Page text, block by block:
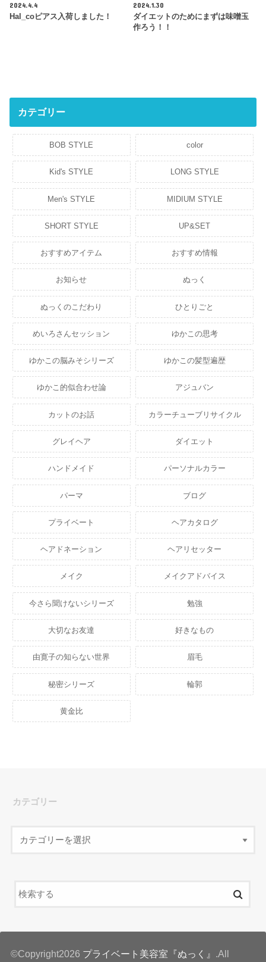
2024.4.4
Hal_coピアス入荷しました！
2024.1.30
ダイエットのためにまずは味噌玉
作ろう！！
カテゴリー
BOB STYLE color
Kid's STYLE LONG STYLE
Men's STYLE MIDIUM STYLE
SHORT STYLE UP&SET
おすすめアイテム おすすめ情報
お知らせ ぬっく
ぬっくのこだわり ひとりごと
めいろさんセッション ゆかこの思考
ゆかこの脳みそシリーズ ゆかこの髪型遍歴
ゆかこ的似合わせ論 アジュバン
カットのお話 カラーチューブリサイクル
グレイヘア ダイエット
ハンドメイド パーソナルカラー
パーマ ブログ
プライベート ヘアカタログ
ヘアドネーション ヘアリセッター
メイク メイクアドバイス
今さら聞けないシリーズ 勉強
大切なお友達 好きなもの
由寛子の知らない世界 眉毛
秘密シリーズ 輪郭
黄金比
カテゴリー
©Copyright2026 プライベート美容室『ぬっく』 .All